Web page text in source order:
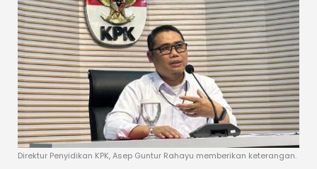
Direktur Penyidikan KPK, Asep Guntur Rahayu memberikan keterangan.